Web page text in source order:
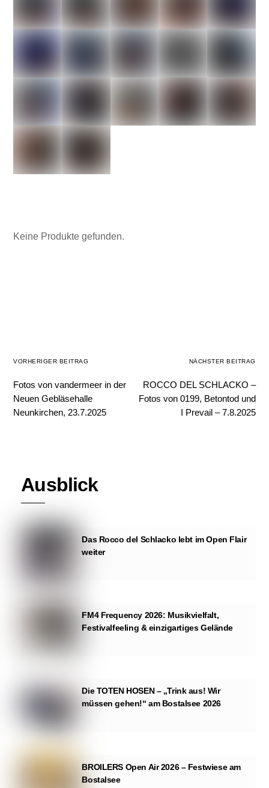
Keine Produkte gefunden.
VORHERIGER BEITRAG
Fotos von vandermeer in der
Neuen Gebläsehalle
Neunkirchen, 23.7.2025
NÄCHSTER BEITRAG
ROCCO DEL SCHLACKO –
Fotos von 0199, Betontod und
I Prevail – 7.8.2025
Ausblick
Das Rocco del Schlacko lebt im Open Flair
weiter
FM4 Frequency 2026: Musikvielfalt,
Festivalfeeling & einzigartiges Gelände
Die TOTEN HOSEN – „Trink aus! Wir
müssen gehen!“ am Bostalsee 2026
BROILERS Open Air 2026 – Festwiese am
Bostalsee